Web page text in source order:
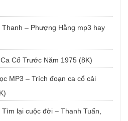
– Phượng Hằng mp3 hay
Cổ Trước Năm 1975 (8K)
MP3 – Trích đoạn ca cổ cải
lại cuộc đời – Thanh Tuấn,